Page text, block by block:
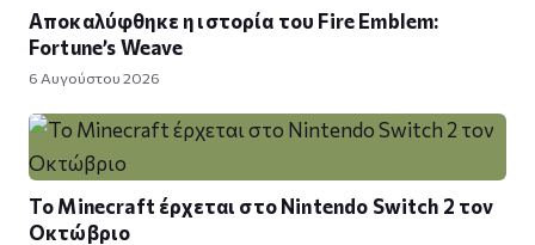
Αποκαλύφθηκε η ιστορία του Fire Emblem:
Fortune’s Weave
6 Αυγούστου 2026
Το Minecraft έρχεται στο Nintendo Switch 2 τον
Οκτώβριο